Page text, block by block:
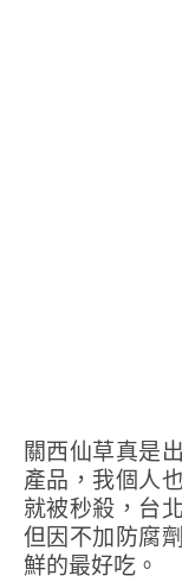
關西仙草真是
產品，我個人
就被秒殺，台
但因不加防腐
鮮的最好吃。